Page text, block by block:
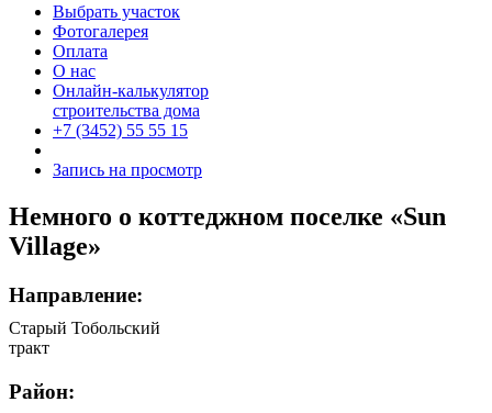
Выбрать участок
Фотогалерея
Оплата
О нас
Онлайн-калькулятор
строительства дома
+7 (3452) 55 55 15
Запись на просмотр
Немного о коттеджном поселке «Sun
Village»
Направление:
Старый Тобольский
тракт
Район: